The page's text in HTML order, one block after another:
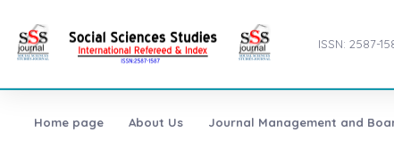
ISSN: 2587-
Home page About Us Journal Management and